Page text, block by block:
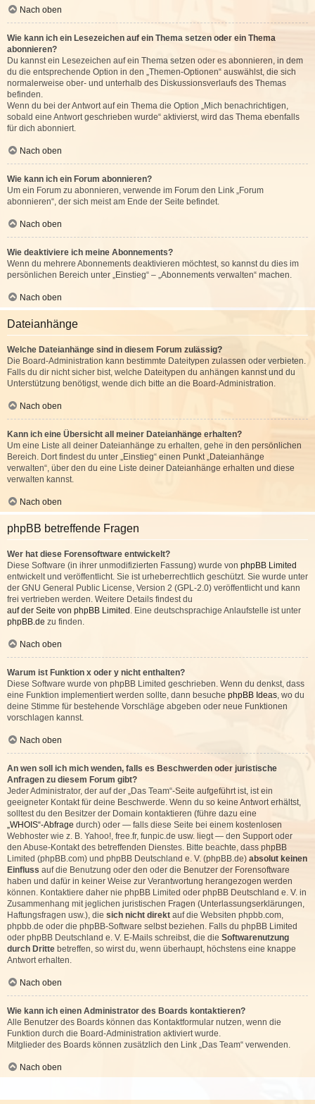
Nach oben
Wie kann ich ein Lesezeichen auf ein Thema setzen oder ein Thema
abonnieren?
Du kannst ein Lesezeichen auf ein Thema setzen oder es abonnieren, in dem
du die entsprechende Option in den „Themen-Optionen“ auswählst, die sich
normalerweise ober- und unterhalb des Diskussionsverlaufs des Themas
befinden.
Wenn du bei der Antwort auf ein Thema die Option „Mich benachrichtigen,
sobald eine Antwort geschrieben wurde“ aktivierst, wird das Thema ebenfalls
für dich abonniert.
Nach oben
Wie kann ich ein Forum abonnieren?
Um ein Forum zu abonnieren, verwende im Forum den Link „Forum
abonnieren“, der sich meist am Ende der Seite befindet.
Nach oben
Wie deaktiviere ich meine Abonnements?
Wenn du mehrere Abonnements deaktivieren möchtest, so kannst du dies im
persönlichen Bereich unter „Einstieg“ – „Abonnements verwalten“ machen.
Nach oben
Dateianhänge
Welche Dateianhänge sind in diesem Forum zulässig?
Die Board-Administration kann bestimmte Dateitypen zulassen oder verbieten.
Falls du dir nicht sicher bist, welche Dateitypen du anhängen kannst und du
Unterstützung benötigst, wende dich bitte an die Board-Administration.
Nach oben
Kann ich eine Übersicht all meiner Dateianhänge erhalten?
Um eine Liste all deiner Dateianhänge zu erhalten, gehe in den persönlichen
Bereich. Dort findest du unter „Einstieg“ einen Punkt „Dateianhänge
verwalten“, über den du eine Liste deiner Dateianhänge erhalten und diese
verwalten kannst.
Nach oben
phpBB betreffende Fragen
Wer hat diese Forensoftware entwickelt?
Diese Software (in ihrer unmodifizierten Fassung) wurde von phpBB Limited
entwickelt und veröffentlicht. Sie ist urheberrechtlich geschützt. Sie wurde unter
der GNU General Public License, Version 2 (GPL-2.0) veröffentlicht und kann
frei vertrieben werden. Weitere Details findest du
auf der Seite von phpBB Limited . Eine deutschsprachige Anlaufstelle ist unter
phpBB.de zu finden.
Nach oben
Warum ist Funktion x oder y nicht enthalten?
Diese Software wurde von phpBB Limited geschrieben. Wenn du denkst, dass
eine Funktion implementiert werden sollte, dann besuche phpBB Ideas, wo du
deine Stimme für bestehende Vorschläge abgeben oder neue Funktionen
vorschlagen kannst.
Nach oben
An wen soll ich mich wenden, falls es Beschwerden oder juristische
Anfragen zu diesem Forum gibt?
Jeder Administrator, der auf der „Das Team“-Seite aufgeführt ist, ist ein
geeigneter Kontakt für deine Beschwerde. Wenn du so keine Antwort erhältst,
solltest du den Besitzer der Domain kontaktieren (führe dazu eine
„WHOIS“-Abfrage durch) oder — falls diese Seite bei einem kostenlosen
Webhoster wie z. B. Yahoo!, free.fr, funpic.de usw. liegt — den Support oder
den Abuse-Kontakt des betreffenden Dienstes. Bitte beachte, dass phpBB
Limited (phpBB.com) und phpBB Deutschland e. V. (phpBB.de) absolut keinen
Einfluss auf die Benutzung oder den oder die Benutzer der Forensoftware
haben und dafür in keiner Weise zur Verantwortung herangezogen werden
können. Kontaktiere daher nie phpBB Limited oder phpBB Deutschland e. V. in
Zusammenhang mit jeglichen juristischen Fragen (Unterlassungserklärungen,
Haftungsfragen usw.), die sich nicht direkt auf die Websiten phpbb.com,
phpbb.de oder die phpBB-Software selbst beziehen. Falls du phpBB Limited
oder phpBB Deutschland e. V. E-Mails schreibst, die die Softwarenutzung
durch Dritte betreffen, so wirst du, wenn überhaupt, höchstens eine knappe
Antwort erhalten.
Nach oben
Wie kann ich einen Administrator des Boards kontaktieren?
Alle Benutzer des Boards können das Kontaktformular nutzen, wenn die
Funktion durch die Board-Administration aktiviert wurde.
Mitglieder des Boards können zusätzlich den Link „Das Team“ verwenden.
Nach oben